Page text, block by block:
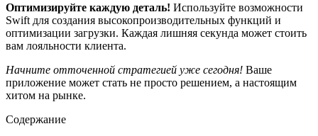
Оптимизируйте каждую деталь! Используйте возможности
Swift для создания высокопроизводительных функций и
оптимизации загрузки. Каждая лишняя секунда может стоить
вам лояльности клиента.
Начните отточенной стратегией уже сегодня! Ваше
приложение может стать не просто решением, а настоящим
хитом на рынке.
Содержание